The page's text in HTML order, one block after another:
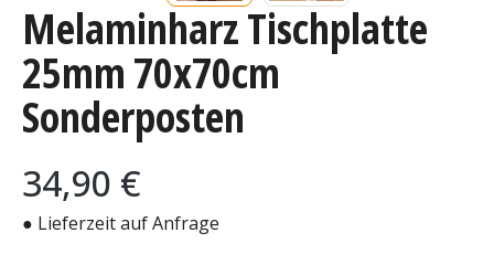
Melaminharz Tischplatte
25mm 70x70cm
Sonderposten
Regulärer Preis:
34,90 €
● Lieferzeit auf Anfrage